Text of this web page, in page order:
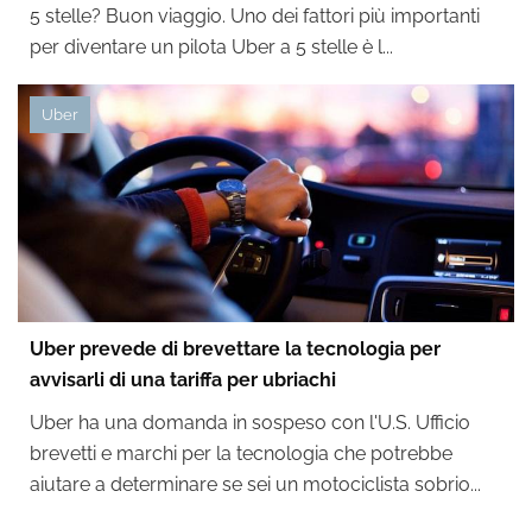
5 stelle? Buon viaggio. Uno dei fattori più importanti
per diventare un pilota Uber a 5 stelle è l...
Uber
Uber prevede di brevettare la tecnologia per
avvisarli di una tariffa per ubriachi
Uber ha una domanda in sospeso con l'U.S. Ufficio
brevetti e marchi per la tecnologia che potrebbe
aiutare a determinare se sei un motociclista sobrio...